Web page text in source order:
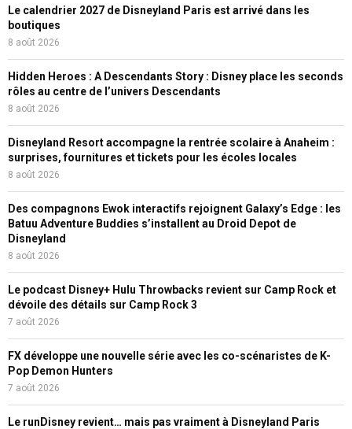
Le calendrier 2027 de Disneyland Paris est arrivé dans les
boutiques
8 août 2026
Hidden Heroes : A Descendants Story : Disney place les seconds
rôles au centre de l’univers Descendants
8 août 2026
Disneyland Resort accompagne la rentrée scolaire à Anaheim :
surprises, fournitures et tickets pour les écoles locales
8 août 2026
Des compagnons Ewok interactifs rejoignent Galaxy’s Edge : les
Batuu Adventure Buddies s’installent au Droid Depot de
Disneyland
8 août 2026
Le podcast Disney+ Hulu Throwbacks revient sur Camp Rock et
dévoile des détails sur Camp Rock 3
7 août 2026
FX développe une nouvelle série avec les co-scénaristes de K-
Pop Demon Hunters
7 août 2026
Le runDisney revient… mais pas vraiment à Disneyland Paris